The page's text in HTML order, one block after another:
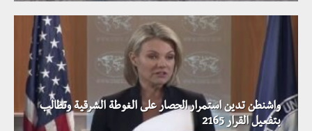
واشنطن تدين استمرار الحصار على الغوطة الشرقية وتطالب
بتفعيل القرار 2165